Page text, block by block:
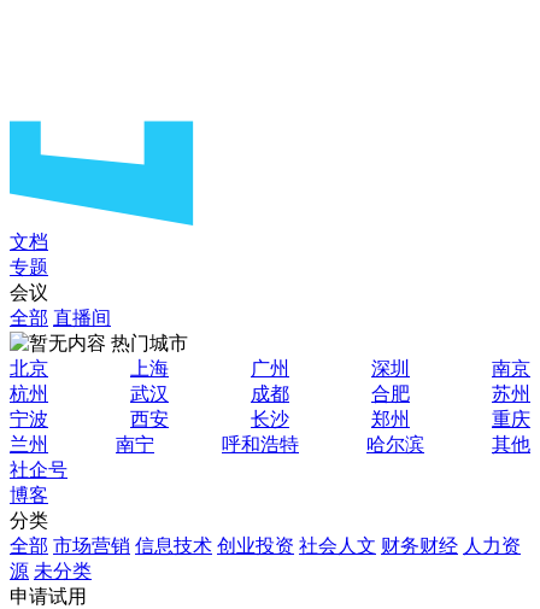
文档
专题
会议
全部 直播间
热门城市
北京
上海 广州 深圳
南京
杭州
武汉 成都 合肥
苏州
宁波
西安 长沙 郑州
重庆
兰州
南宁 呼和浩特 哈尔滨
其他
社企号
博客
分类
全部 市场营销 信息技术 创业投资 社会人文 财务财经 人力资
源 未分类
申请试用